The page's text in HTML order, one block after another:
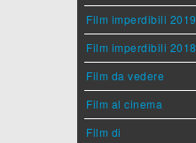
Film imperdibili 2019
Film imperdibili 2018
Film da vedere
Film al cinema
Film di